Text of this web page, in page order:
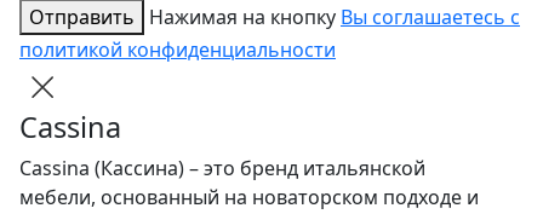
Отправить
Нажимая на кнопку Вы соглашаетесь с
политикой конфиденциальности
Cassina
Cassina (Кассина) – это бренд итальянской
мебели, основанный на новаторском подходе и